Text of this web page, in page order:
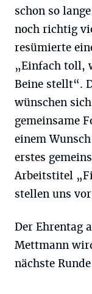
schon so
noch richtig
resümierte
„Einfach toll,
Beine stellt“.
wünschen
gemeinsame
einem
erstes
Arbeitstitel
stellen uns
Der Ehrentag
Mettmann
nächste